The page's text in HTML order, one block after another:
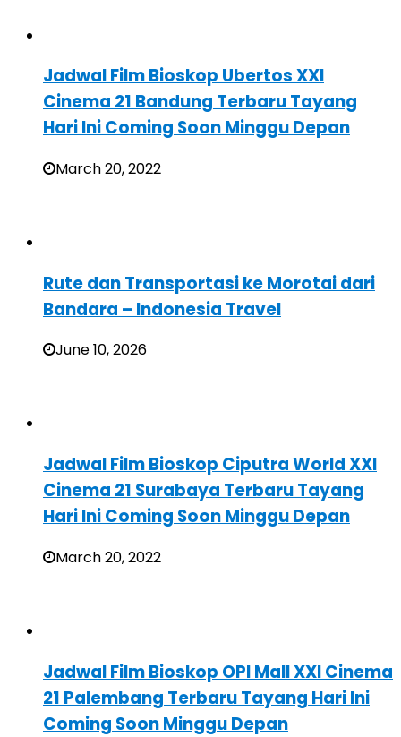
Jadwal Film Bioskop Ubertos XXI
Cinema 21 Bandung Terbaru Tayang
Hari Ini Coming Soon Minggu Depan
March 20, 2022
Rute dan Transportasi ke Morotai dari
Bandara – Indonesia Travel
June 10, 2026
Jadwal Film Bioskop Ciputra World XXI
Cinema 21 Surabaya Terbaru Tayang
Hari Ini Coming Soon Minggu Depan
March 20, 2022
Jadwal Film Bioskop OPI Mall XXI Cinema
21 Palembang Terbaru Tayang Hari Ini
Coming Soon Minggu Depan